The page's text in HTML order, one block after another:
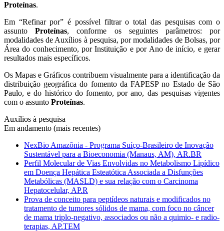
Proteínas.
Em “Refinar por” é possível filtrar o total das pesquisas com o
assuntoProteínas, conforme os seguintes parâmetros: por
modalidades de Auxílios à pesquisa, por modalidades de Bolsas, por
Área do conhecimento, por Instituição e por Ano de início, e gerar
resultados mais específicos.
Os Mapas e Gráficos contribuem visualmente para a identificação da
distribuição geográfica do fomento da FAPESP no Estado de São
Paulo, e do histórico do fomento, por ano, das pesquisas vigentes
com o assunto Proteínas.
Auxílios à pesquisa
Em andamento (mais recentes)
NexBio Amazônia - Programa Suíço-Brasileiro de Inovação
Sustentável para a Bioeconomia (Manaus, AM), AR.BR
Perfil Molecular de Vias Envolvidas no Metabolismo Lipídico
em Doença Hepática Esteatótica Associada a Disfunções
Metabólicas (MASLD) e sua relação com o Carcinoma
Hepatocelular, AP.R
Prova de conceito para peptídeos naturais e modificados no
tratamento de tumores sólidos de mama, com foco no câncer
de mama triplo-negativo, associados ou não a quimio- e radio-
terapias, AP.TEM